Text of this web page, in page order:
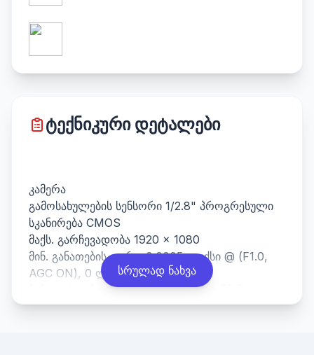
ტექნიკური დეტალები
კამერა
გამოსახულების სენსორი 1/2.8" პროგრესული
სკანირება CMOS
მაქს. გარჩევადობა 1920 × 1080
მინ. განათების ფერი: 0.0005 ლუქსი @ (F1.0,
AGC ON), 0 ლუქსი შუქით
ჩამკეტის დრო 1/3 წმ-დან 1/100000 წმ-მდე
კუთხის რეგულირება პანელი: 0°-დან 360°-მდე,
სრულად ნახვა